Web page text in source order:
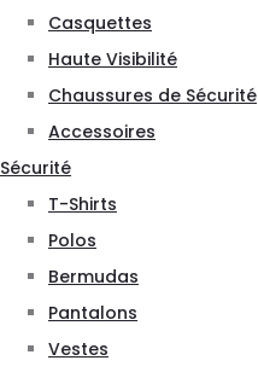
Casquettes
Haute Visibilité
Chaussures de Sécurité
Accessoires
Sécurité
T-Shirts
Polos
Bermudas
Pantalons
Vestes